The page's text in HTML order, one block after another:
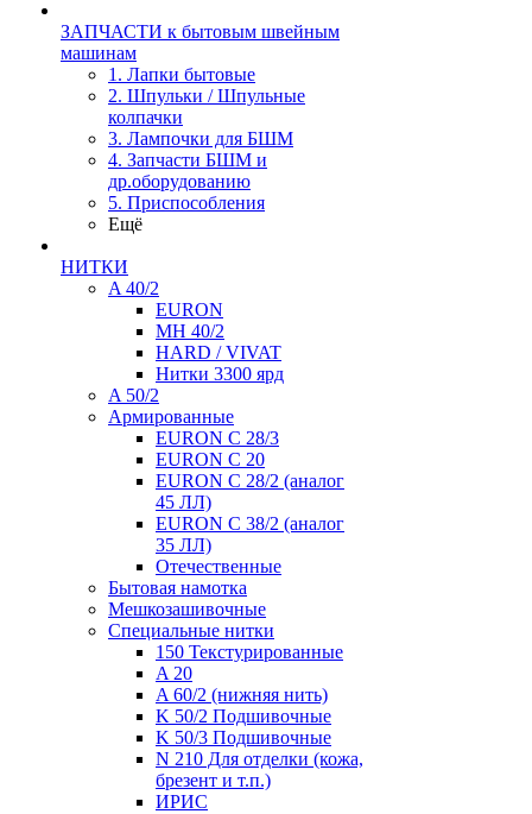
ЗАПЧАСТИ к бытовым швейным
машинам
1. Лапки бытовые
2. Шпульки / Шпульные
колпачки
3. Лампочки для БШМ
4. Запчасти БШМ и
др.оборудованию
5. Приспособления
Ещё
НИТКИ
A 40/2
EURON
MH 40/2
HARD / VIVAT
Нитки 3300 ярд
A 50/2
Армированные
EURON C 28/3
EURON C 20
EURON C 28/2 (аналог
45 ЛЛ)
EURON C 38/2 (аналог
35 ЛЛ)
Отечественные
Бытовая намотка
Мешкозашивочные
Специальные нитки
150 Текстурированные
A 20
A 60/2 (нижняя нить)
K 50/2 Подшивочные
K 50/3 Подшивочные
N 210 Для отделки (кожа,
брезент и т.п.)
ИРИС